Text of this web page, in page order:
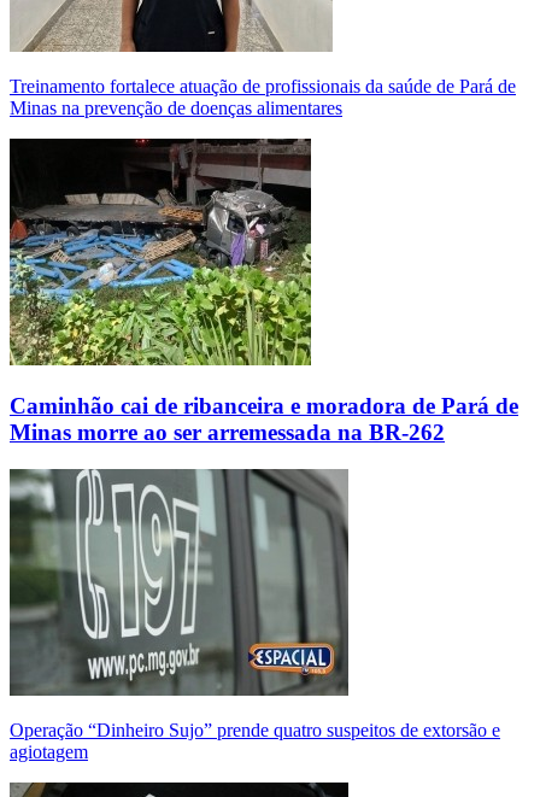
Treinamento fortalece atuação de profissionais da saúde de Pará de
Minas na prevenção de doenças alimentares
Caminhão cai de ribanceira e moradora de Pará de
Minas morre ao ser arremessada na BR-262
Operação “Dinheiro Sujo” prende quatro suspeitos de extorsão e
agiotagem